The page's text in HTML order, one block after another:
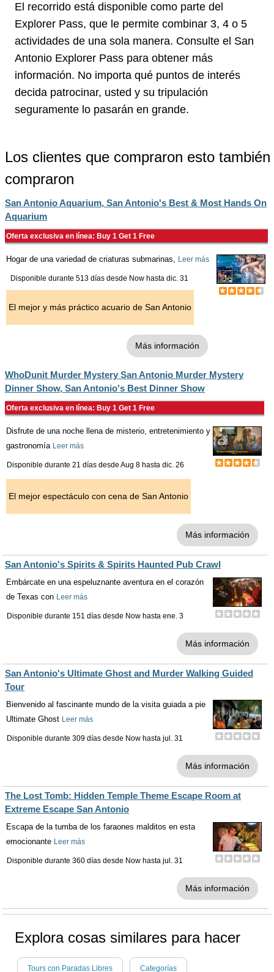
El recorrido está disponible como parte del
Explorer Pass, que le permite combinar 3, 4 o 5
actividades de una sola manera. Consulte el San
Antonio Explorer Pass para obtener más
información. No importa qué puntos de interés
decida patrocinar, usted y su tripulación
seguramente lo pasarán en grande.
Los clientes que compraron esto también
compraron
San Antonio Aquarium, San Antonio's Best & Most Hands On
Aquarium
Oferta exclusiva en línea: Buy 1 Get 1 Free
Hogar de una variedad de criaturas submarinas, Leer más
Disponible durante 513 días desde Now hasta dic. 31
El mejor y más práctico acuario de San Antonio
Más información
WhoDunit Murder Mystery San Antonio Murder Mystery
Dinner Show, San Antonio's Best Dinner Show
Oferta exclusiva en línea: Buy 1 Get 1 Free
Disfrute de una noche llena de misterio, entretenimiento y
gastronomía Leer más
Disponible durante 21 días desde Aug 8 hasta dic. 26
El mejor espectáculo con cena de San Antonio
Más información
San Antonio's Spirits & Spirits Haunted Pub Crawl
Embárcate en una espeluznante aventura en el corazón
de Texas con Leer más
Disponible durante 151 días desde Now hasta ene. 3
Más información
San Antonio's Ultimate Ghost and Murder Walking Guided
Tour
Bienvenido al fascinante mundo de la visita guiada a pie
Ultimate Ghost Leer más
Disponible durante 309 días desde Now hasta jul. 31
Más información
The Lost Tomb: Hidden Temple Theme Escape Room at
Extreme Escape San Antonio
Escapa de la tumba de los faraones malditos en esta
emocionante Leer más
Disponible durante 360 días desde Now hasta jul. 31
Más información
Explora cosas similares para hacer
Tours con Paradas Libres Categorías